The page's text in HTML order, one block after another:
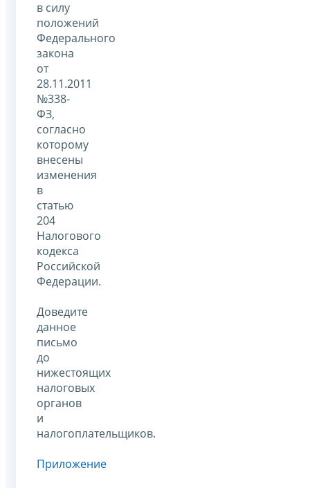
в силу
положений
Федерального
закона
от
28.11.2011
№338-
ФЗ,
согласно
которому
внесены
изменения
в
статью
204
Налогового
кодекса
Российской
Федерации.
Доведите
данное
письмо
до
нижестоящих
налоговых
органов
и
налогоплательщиков.
Приложение